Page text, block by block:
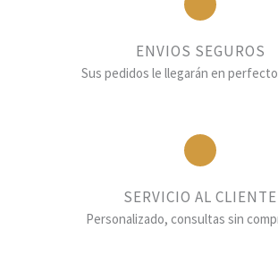
ENVIOS SEGUROS
Sus pedidos le llegarán en
SERVICIO AL CLIENTE
Personalizado, consultas sin